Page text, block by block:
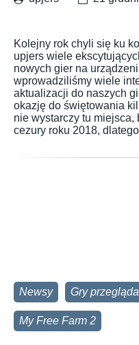
Kolejny rok chyli się ku
upjers wiele
nowych gier na
wprowadziliśmy wiele
aktualizacji do naszych
okazję do świętowania
nie wystarczy tu
cezury roku 2018,
Newsy Gry
My Free Farm 2